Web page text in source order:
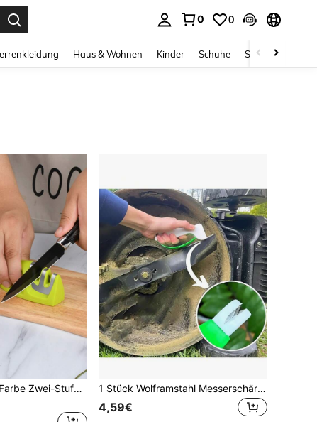
0 0
Haus & Wohnen Kinder Schuhe Schmuck &
1 Stück zufällige Farbe Zwei-Stufen (Strass & Keramik) Küchenmesser Schleifer, Messer Schleifstein, Haushalts Messer Schleifer Küchen Werkzeug
1 Stück Wolframstahl Messerschärfer, PVC Material, manuelles Schärfwerkzeug, geeignet für Taschenmesser, gezahnte Messer, Äxte und Militärmesser - Reparatur und Wartung von Küchenmessern, Messerschärfer Set
4,59€